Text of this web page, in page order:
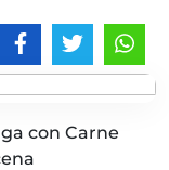
con Carne